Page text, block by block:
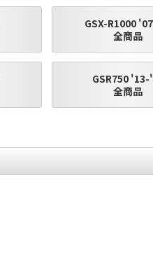
GSX-R1000
全商品
GSR750 '13-
全商品